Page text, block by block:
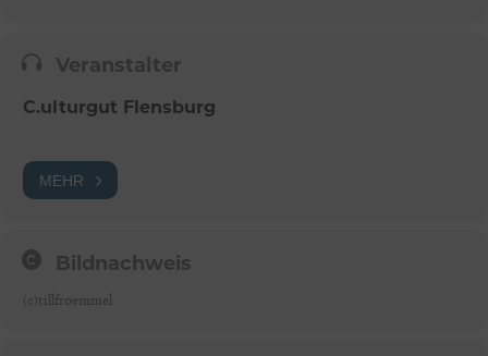
Veranstalter
C.ulturgut Flensburg
MEHR
Bildnachweis
(c)tillfroemmel